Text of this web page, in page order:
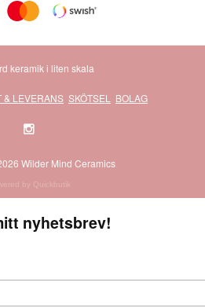
keramik i liten skala
& LEVERANS SKÖTSEL BOLAG
Wilder Mind Ceramics
by Quickbutik
nyhetsbrev!